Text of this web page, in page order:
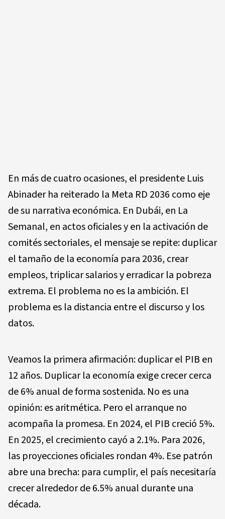
En más de cuatro ocasiones, el presidente Luis
Abinader ha reiterado la Meta RD 2036 como eje
de su narrativa económica. En Dubái, en La
Semanal, en actos oficiales y en la activación de
comités sectoriales, el mensaje se repite: duplicar
el tamaño de la economía para 2036, crear
empleos, triplicar salarios y erradicar la pobreza
extrema. El problema no es la ambición. El
problema es la distancia entre el discurso y los
datos.
Veamos la primera afirmación: duplicar el PIB en
12 años. Duplicar la economía exige crecer cerca
de 6% anual de forma sostenida. No es una
opinión: es aritmética. Pero el arranque no
acompaña la promesa. En 2024, el PIB creció 5%.
En 2025, el crecimiento cayó a 2.1%. Para 2026,
las proyecciones oficiales rondan 4%. Ese patrón
abre una brecha: para cumplir, el país necesitaría
crecer alrededor de 6.5% anual durante una
década.